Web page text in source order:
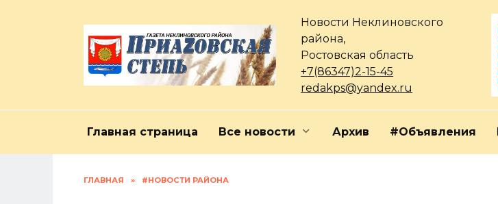
Новости Неклиновского
района,
Ростовская область
+7(86347)2-15-45
redakps@yandex.ru
Главная страница Все новости Архив #Объявления
ГЛАВНАЯ » #НОВОСТИ РАЙОНА